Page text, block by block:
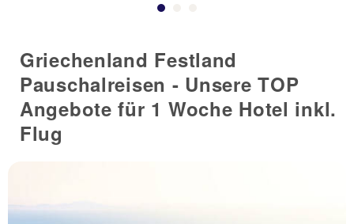
Griechenland Festland
Pauschalreisen - Unsere TOP
Angebote für 1 Woche Hotel inkl.
Flug